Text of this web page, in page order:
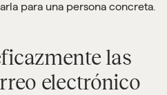
para una persona concreta.
las
electrónico